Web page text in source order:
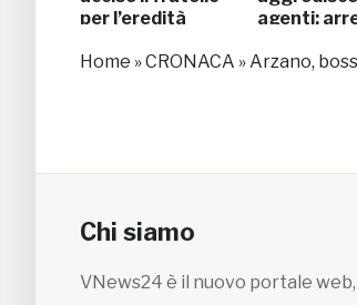
per l’eredità
agenti:
Home »CRONACA » Arzano,
Chi siamo
VNews24 è il nuovo portale web,